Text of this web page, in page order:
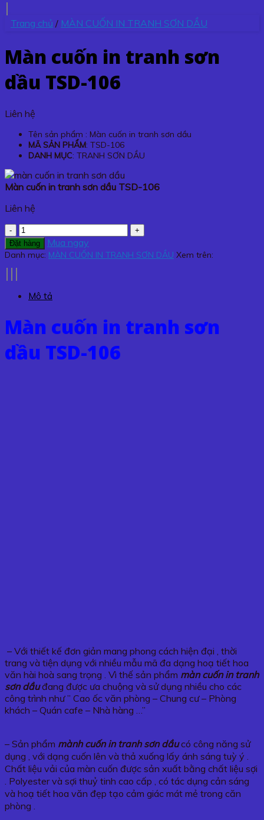
Trang chủ / MÀN CUỐN IN TRANH SƠN DẦU
Màn cuốn in tranh sơn
dầu TSD-106
Liên hệ
Tên sản phẩm : Màn cuốn in tranh sơn dầu
MÃ SẢN PHẨM: TSD-106
DANH MỤC: TRANH SƠN DẦU
Màn cuốn in tranh sơn dầu TSD-106
Liên hệ
Màn
cuốn
in
TSD-
số
lượng
Đặt hàng Mua ngay
Danh mục: MÀN CUỐN IN TRANH SƠN DẦU Xem trên:
Mô tả
Màn cuốn in tranh sơn
dầu TSD-106
– Với thiết kế đơn giản mang phong cách hiện đại , thời
trang và tiện dụng với nhiều mẫu mã đa dạng hoạ tiết hoa
văn hài hoà sang trọng . Vì thế sản phẩm màn cuốn in tranh
sơn dầuđang được ưa chuộng và sử dụng nhiều cho các
công trình như ” Cao ốc văn phòng – Chung cư – Phòng
khách – Quán cafe – Nhà hàng …”
– Sản phẩm mành cuốn in tranh sơn dầucó công năng sử
dụng , với dạng cuốn lên và thả xuống lấy ánh sáng tuỳ ý .
Chất liệu vải của màn cuốn được sản xuất bằng chất liệu sợi
. Polyester và sợi thuỷ tinh cao cấp , có tác dụng cản sáng
và hoạ tiết hoa văn đẹp tạo cảm giác mát mẻ trong căn
phòng .